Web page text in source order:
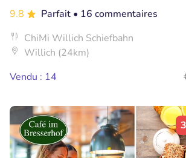
9.8
Parfait • 16 commentaires
ChiMi Willich Schiefbahn
Willich (24km)
Vendu : 14